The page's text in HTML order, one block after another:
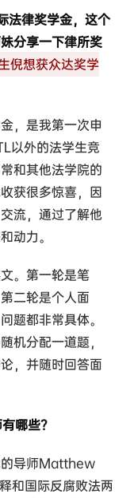
法律奖学金，这个
分享一下律所奖
倪想获众达奖学
，是我第一次申
以外的法学生竞
和其他法学院的
获很多惊喜，因
流，通过了解他
动力。
。第一轮是笔
二轮是个人面
题都非常具体。
机分配一道题，
，并随时回答面
哪些？
的导师Matthew
和国际反腐败法两